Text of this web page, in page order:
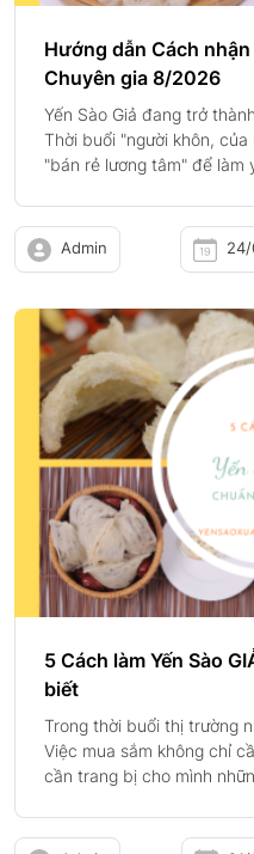
Hướng dẫn Cách
Chuyên gia 8/2026
Yến Sào Giả đang trở
Thời buổi "người khôn,
"bán rẻ lương tâm" để làm
Admin
5 Cách làm Yến Sào
biết
Trong thời buổi thị trường
Việc mua sắm không chỉ
cần trang bị cho mình